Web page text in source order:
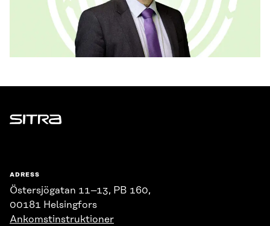
Sitra
ADRESS
Östersjögatan 11–13, PB 160,
00181 Helsingfors
Ankomstinstruktioner